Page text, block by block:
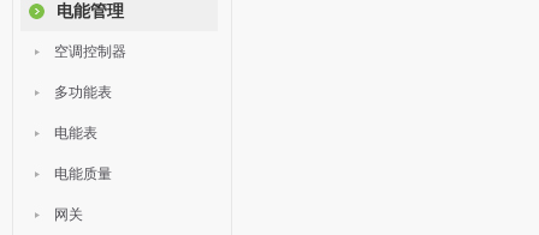
电能管理
空调控制器
多功能表
电能表
电能质量
网关